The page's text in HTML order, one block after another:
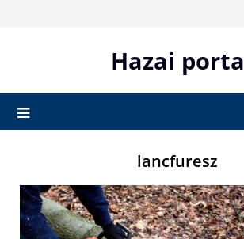
Hazai porta
lancfuresz